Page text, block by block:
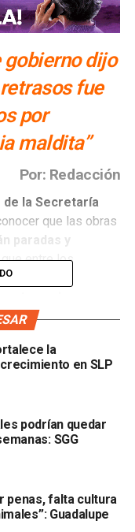
gobierno dijo
fue
por
maldita”
Por: Redacción
de la Secretaría
que las obras
paradas y
entre los
de
que fueron “los
que frenaron la
que es el área,
la
en SLP
podrían quedar
SGG
penas, falta cultura
Guadalupe